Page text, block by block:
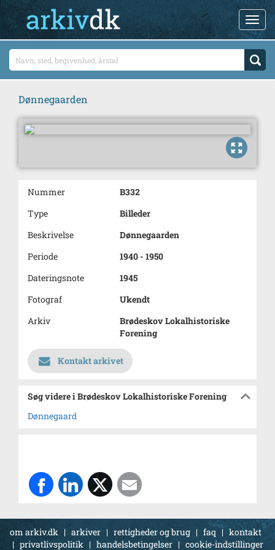
Dønnegaarden
Nummer
B332
Type
Billeder
Beskrivelse
Dønnegaarden
Periode
1940 - 1950
Dateringsnote
1945
Fotograf
Ukendt
Arkiv
Brødeskov Lokalhistoriske
Forening
Kontakt arkivet
Søg videre i Brødeskov Lokalhistoriske Forening
Dønnegaard
om arkiv.dk | arkiver | rettigheder og brug | faq | kontakt
|privatlivspolitik | handelsbetingelser | cookie-indstillinger